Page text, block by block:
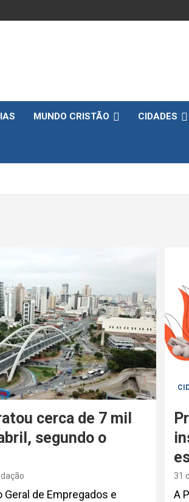
MUNDO CRISTÃO CIDADES
cerca de 7 mil
segundo o
Geral de Empregados e
31
A